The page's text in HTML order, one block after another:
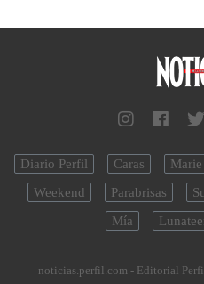
Diario Perfil Caras
Weekend
Parabrisas
Mía
noticias.perfil.com - Editorial